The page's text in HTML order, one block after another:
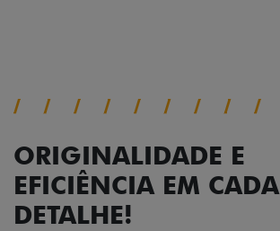
ORIGINALIDADE E
EFICIÊNCIA EM CADA
DETALHE!